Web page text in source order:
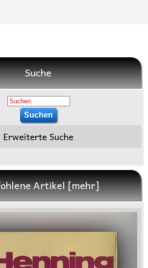
Suche
Erweiterte Suche
Artikel [mehr]